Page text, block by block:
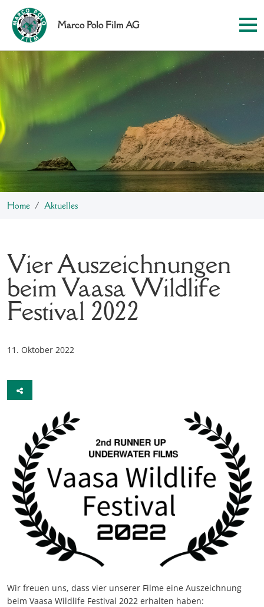
Marco Polo Film AG
Home Aktuelles
Vier Auszeichnungen
beim Vaasa Wildlife
Festival 2022
11. Oktober 2022
Wir freuen uns, dass vier unserer Filme eine Auszeichnung
beim Vaasa Wildlife Festival 2022 erhalten haben: